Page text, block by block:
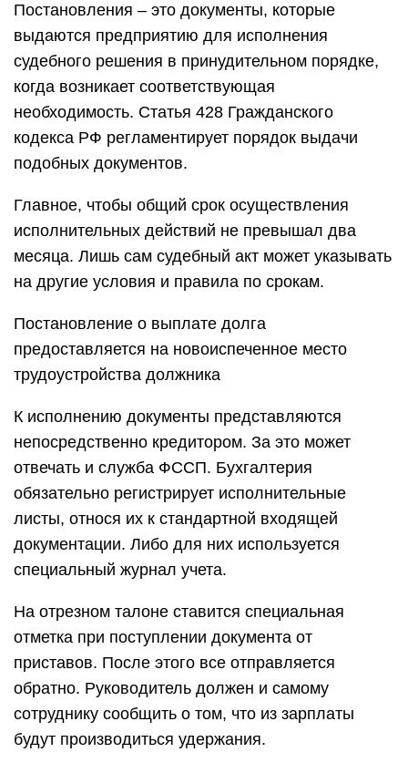
Постановления – это документы, которые
выдаются предприятию для исполнения
судебного решения в принудительном порядке,
когда возникает соответствующая
необходимость. Статья 428 Гражданского
кодекса РФ регламентирует порядок выдачи
подобных документов.
Главное, чтобы общий срок осуществления
исполнительных действий не превышал два
месяца. Лишь сам судебный акт может указывать
на другие условия и правила по срокам.
Постановление о выплате долга
предоставляется на новоиспеченное место
трудоустройства должника
К исполнению документы представляются
непосредственно кредитором. За это может
отвечать и служба ФССП. Бухгалтерия
обязательно регистрирует исполнительные
листы, относя их к стандартной входящей
документации. Либо для них используется
специальный журнал учета.
На отрезном талоне ставится специальная
отметка при поступлении документа от
приставов. После этого все отправляется
обратно. Руководитель должен и самому
сотруднику сообщить о том, что из зарплаты
будут производиться удержания.